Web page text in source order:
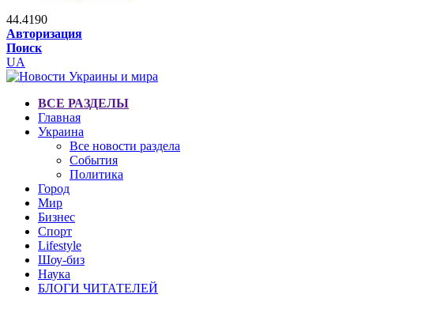
44.4190
Авторизация
Поиск
UA
ВСЕ РАЗДЕЛЫ
Главная
Украина
Все новости раздела
События
Политика
Город
Мир
Бизнес
Спорт
Lifestyle
Шоу-биз
Наука
БЛОГИ ЧИТАТЕЛЕЙ